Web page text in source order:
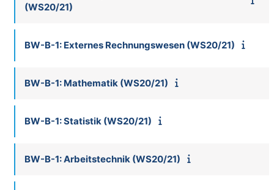
(WS20/21)
BW-B-1: Externes Rechnungswesen (WS20/21)
BW-B-1: Mathematik (WS20/21)
BW-B-1: Statistik (WS20/21)
BW-B-1: Arbeitstechnik (WS20/21)